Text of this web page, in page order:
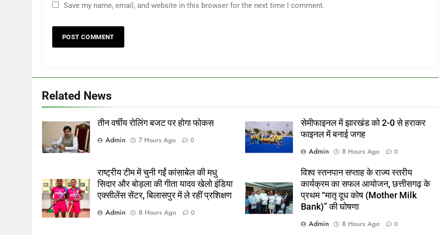
Save my name, email, and website in this browser for the next time I comment.
Related News
तीन वर्षीय रोलिंग बजट पर होगा फोकस
Admin
7 Hours Ago 0
सेमीफाइनल में झारखंड को 2-0 से हराकर
फाइनल में बनाई जगह
Admin
8 Hours Ago 0
राष्ट्रीय टीम में चुनी गईं कांसाबेल की मधु
सिदार और बोड़ला की गीता यादव खेलो इंडिया
एक्सीलेंस सेंटर, बिलासपुर में ले रहीं प्रशिक्षण
Admin
8 Hours Ago 0
विश्व स्तनपान सप्ताह के राज्य स्तरीय
कार्यक्रम का सफल आयोजन, छत्तीसगढ़ के
प्रथम “मातृ दूध कोष (Mother Milk
Bank)” की घोषणा
Admin
8 Hours Ago 0